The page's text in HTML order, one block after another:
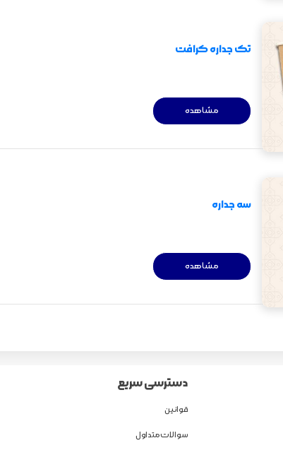
تک جداره کرافت
مشاهده
سه جداره
مشاهده
دسترسی سریع
قوانین
سوالات متداول